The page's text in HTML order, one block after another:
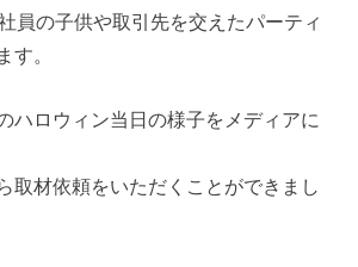
員の子供や取引先を交えたパーティ
す。
ハロウィン当日の様子をメディアに
取材依頼をいただくことができまし